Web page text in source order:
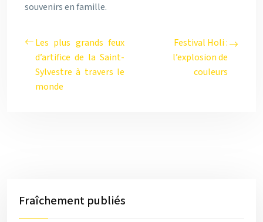
souvenirs en famille.
Les plus grands feux
d’artifice de la Saint-
Sylvestre à travers le
monde
Festival Holi :
l’explosion de
couleurs
Fraîchement publiés